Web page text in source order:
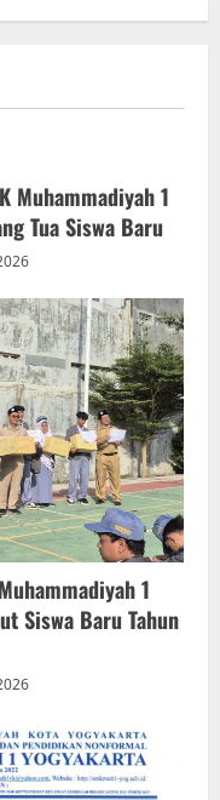
Seleksi Sistem
Baru SMK
Tahun
3 SMK
Sudah
Marshall
: Bekali Siswa SMK
AI, Robotik,
Muhammadiyah 1
Tua Siswa Baru
1
Siswa Baru Tahun